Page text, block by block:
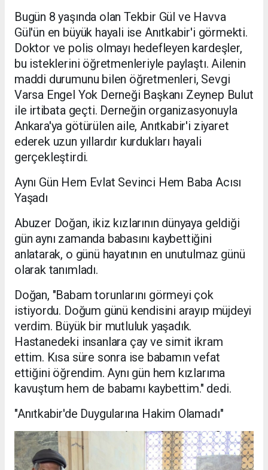
Bugün 8 yaşında olan Tekbir Gül ve Havva
Gül'ün en büyük hayali ise Anıtkabir'i görmekti.
Doktor ve polis olmayı hedefleyen kardeşler,
bu isteklerini öğretmenleriyle paylaştı. Ailenin
maddi durumunu bilen öğretmenleri, Sevgi
Varsa Engel Yok Derneği Başkanı Zeynep Bulut
ile irtibata geçti. Derneğin organizasyonuyla
Ankara'ya götürülen aile, Anıtkabir'i ziyaret
ederek uzun yıllardır kurdukları hayali
gerçekleştirdi.
Aynı Gün Hem Evlat Sevinci Hem Baba Acısı
Yaşadı
Abuzer Doğan, ikiz kızlarının dünyaya geldiği
gün aynı zamanda babasını kaybettiğini
anlatarak, o günü hayatının en unutulmaz günü
olarak tanımladı.
Doğan, "Babam torunlarını görmeyi çok
istiyordu. Doğum günü kendisini arayıp müjdeyi
verdim. Büyük bir mutluluk yaşadık.
Hastanedeki insanlara çay ve simit ikram
ettim. Kısa süre sonra ise babamın vefat
ettiğini öğrendim. Aynı gün hem kızlarıma
kavuştum hem de babamı kaybettim." dedi.
"Anıtkabir'de Duygularına Hakim Olamadı"